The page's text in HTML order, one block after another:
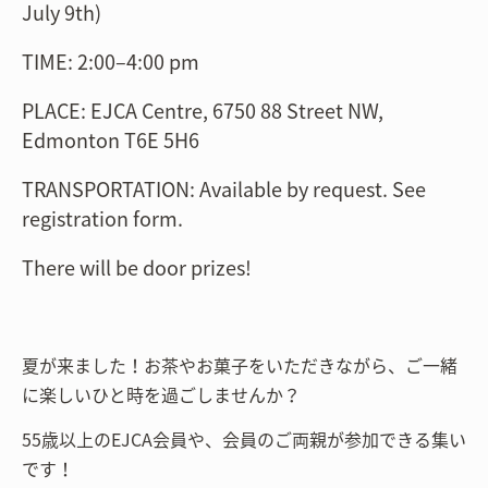
July 9th)
TIME: 2:00–4:00 pm
PLACE: EJCA Centre, 6750 88 Street NW,
Edmonton T6E 5H6
TRANSPORTATION: Available by request. See
registration form.
There will be door prizes!
夏が来ました！お茶やお菓子をいただきながら、ご一緒
に楽しいひと時を過ごしませんか？
55歳以上のEJCA会員や、会員のご両親が参加できる集い
です！